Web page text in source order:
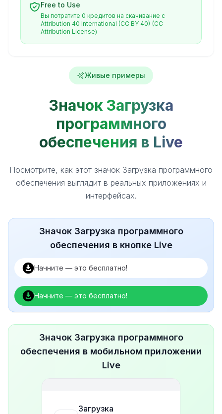
Free to Use
Вы потратите 0 кредитов на скачивание с
Attribution 40 International (CC BY 40) (CC
Attribution License)
Живые примеры
Значок Загрузка
программного
обеспечения в Live
Посмотрите, как этот значок Загрузка программного
обеспечения выглядит в реальных приложениях и
интерфейсах.
Значок Загрузка программного
обеспечения в кнопке Live
Начните — это бесплатно!
Начните — это бесплатно!
Значок Загрузка программного
обеспечения в мобильном приложении
Live
Загрузка